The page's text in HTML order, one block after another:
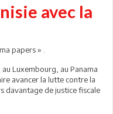
avec la
papers » .
Luxembourg, au Panama
avancer la lutte contre la
davantage de justice fiscale